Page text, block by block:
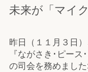
未来が「マイ
昨日（１１月３日）
『ながさき･ピー
の司会を務めまし